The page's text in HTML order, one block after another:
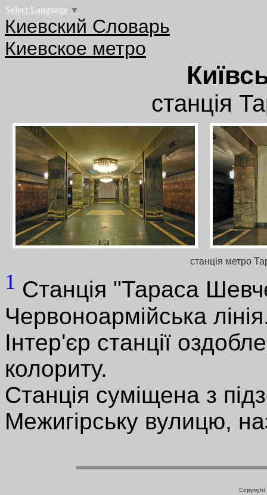
Select Language ▼
Киевский Словарь
Киевское метро
станція
станція метро
1 Станція "Тараса
Червоноармійська
Інтер'єр станції
колориту.
Станція суміщена з
Межигірську вулицю,